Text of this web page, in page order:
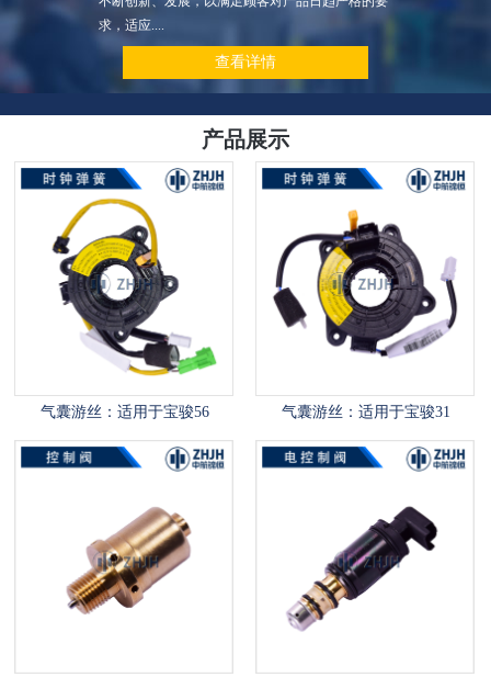
求，适应....
查看详情
产品展示
气囊游丝：适用于宝骏56 气囊游丝：适用于宝骏31